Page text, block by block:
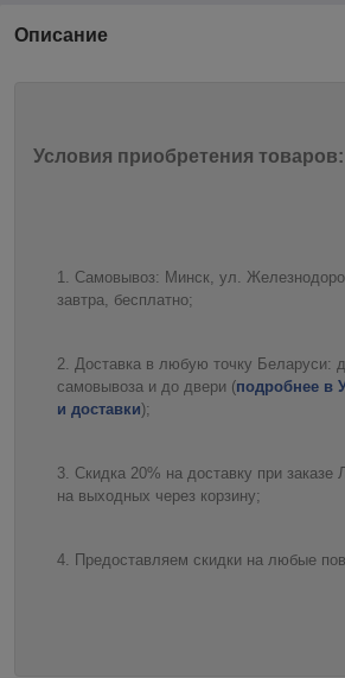
Описание
Условия приобретения товаров:
Самовывоз: Минск, ул.
завтра, бесплатно;
Доставка в любую точку Беларуси:
самовывоза и до двери (подробнее в
и доставки);
Скидка 20% на доставку при
на выходных через корзину;
Предоставляем скидки на любые